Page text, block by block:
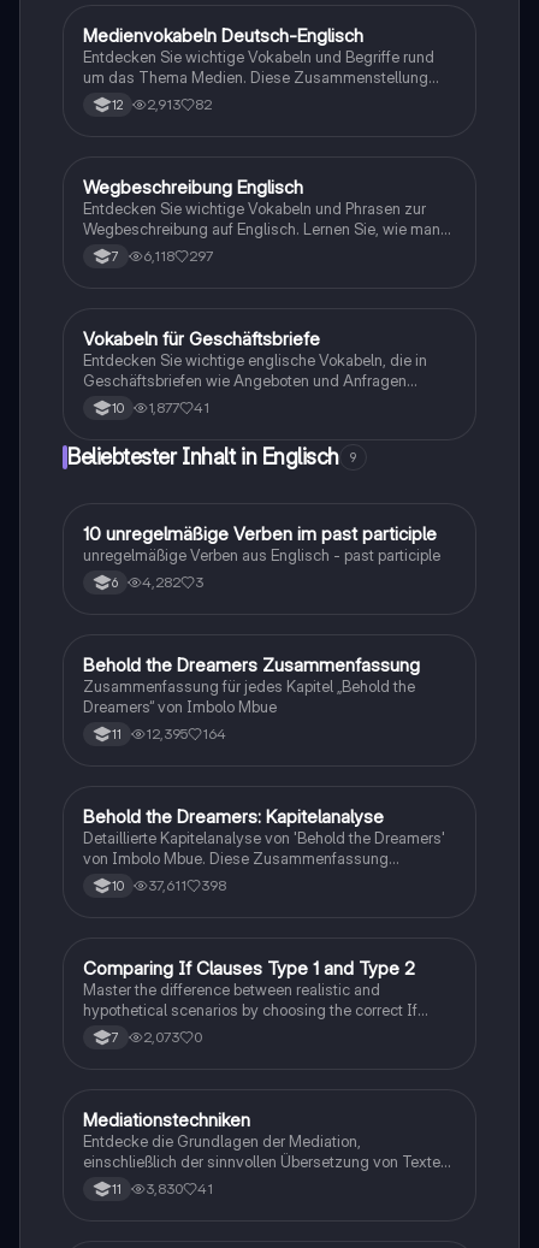
und Leseverstehen.
Englisch
Medienvokabeln Deutsch-Englisch
Entdecken Sie wichtige Vokabeln und Begriffe rund
um das Thema Medien. Diese Zusammenstellung
bietet Synonyme und Erklärungen für zentrale
Konzepte wie Kommunikationskanäle, soziale Medien
12 2,913 82
Englisch
Wegbeschreibung Englisch
Entdecken Sie wichtige Vokabeln und Phrasen zur
Wegbeschreibung auf Englisch. Lernen Sie, wie man
nach dem Weg fragt und Anweisungen gibt,
einschließlich nützlicher Präpositionen und
7 6,118 297
Englisch
Vokabeln für Geschäftsbriefe
Entdecken Sie wichtige englische Vokabeln, die in
Geschäftsbriefen wie Angeboten und Anfragen
verwendet werden. Diese Liste umfasst Begriffe zu
Lieferanten, Preisen, Rabatten und
Zahlungsbedingungen, die Ihnen helfen,
professionelle Korrespondenz zu verfassen.
10 1,877 41
Beliebtester Inhalt in Englisch 9
1 Englisch
10 unregelmäßige Verben im past participle
unregelmäßige Verben aus Englisch - past participle
6 4,282 3
Englisch
Behold the Dreamers Zusammenfassung
Zusammenfassung für jedes Kapitel „Behold the
Dreamers“ von Imbolo Mbue
11 12,395 164
Englisch
Behold the Dreamers: Kapitelanalyse
Detaillierte Kapitelanalyse von 'Behold the Dreamers'
von Imbolo Mbue. Diese Zusammenfassung
behandelt zentrale Themen wie den nigerianischen
Traum, gesellschaftliche Kontexte und die
Romans auseinandersetzen möchten.
10 37,611 398
CEnglisch
Comparing If Clauses Type 1 and Type 2
Master the difference between realistic and
hypothetical scenarios by choosing the correct If
Clause type.
7 2,073 0
Englisch
Mediationstechniken
Entdecke die Grundlagen der Mediation,
einschließlich der sinnvollen Übersetzung von Texten
in verschiedene Formate wie E-Mails und
Konversationen. Lerne, wie du relevante Informationen
11 3,830 41